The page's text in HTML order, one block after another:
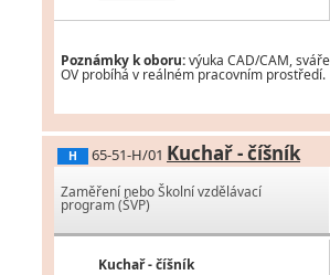
Poznámky k oboru:výuka CAD/CAM,
OV probíhá v reálném pracovním prostředí.
H 65-51-H/01 Kuchař - číšník
Zaměření nebo Školní vzdělávací
program (ŠVP)
Kuchař - číšník